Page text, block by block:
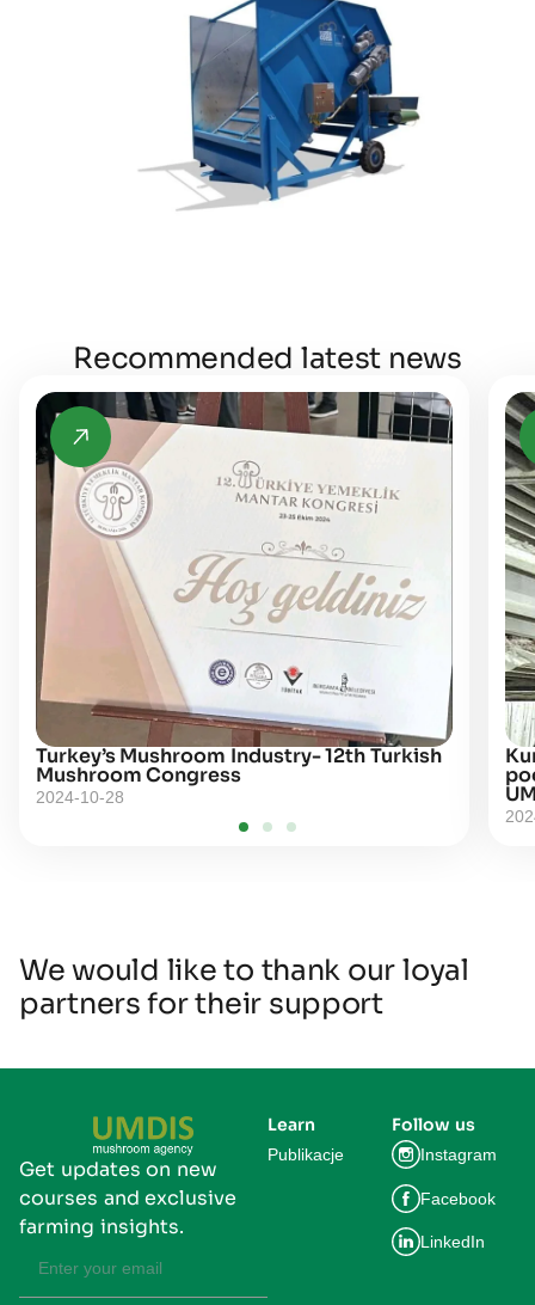
Recommended latest news
Turkey’s Mushroom Industry- 12th Turkish
Mushroom Congress
2024-10-28
We would like to thank our loyal
partners for their support
Get updates on new
courses and exclusive
farming insights.
Learn
Publikacje
Follow us
Instagram
Facebook
LinkedIn